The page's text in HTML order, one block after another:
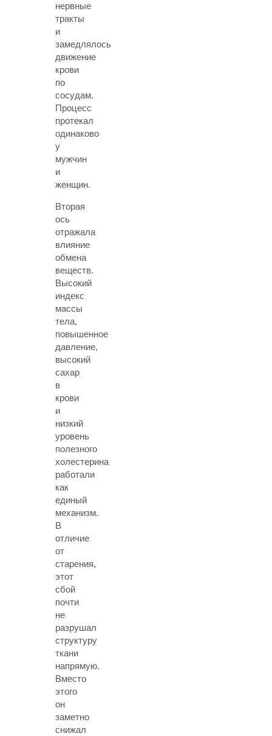
нервные
тракты
и
замедлялось
движение
крови
по
сосудам.
Процесс
протекал
одинаково
у
мужчин
и
женщин.
Вторая
ось
отражала
влияние
обмена
веществ.
Высокий
индекс
массы
тела,
повышенное
давление,
высокий
сахар
в
крови
и
низкий
уровень
полезного
холестерина
работали
как
единый
механизм.
В
отличие
от
старения,
этот
сбой
почти
не
разрушал
структуру
ткани
напрямую.
Вместо
этого
он
заметно
снижал